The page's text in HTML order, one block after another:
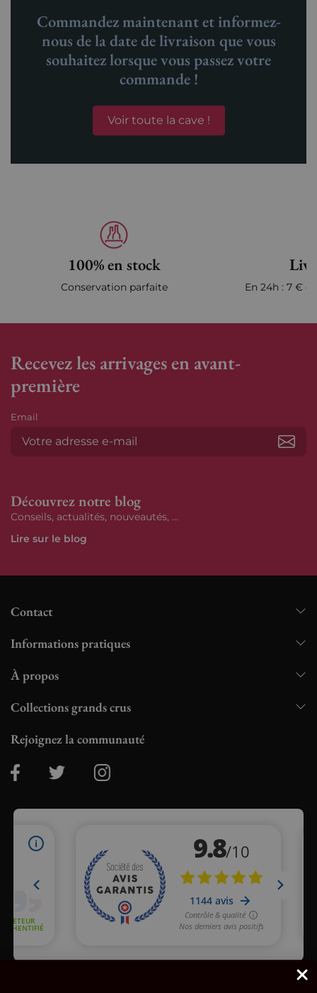
Commandez maintenant et informez-
nous de la date de livraison que vous
souhaitez lorsque vous passez votre
commande !
Voir toute la cave !
100% en stock
Conservation parfaite En 24h : 7 €
Recevez les arrivages en avant-
première
Email
Découvrez notre blog
Conseils, actualités, nouveautés, ...
Lire sur le blog
Contact
Informations pratiques
À propos
Collections grands crus
Rejoignez la communauté